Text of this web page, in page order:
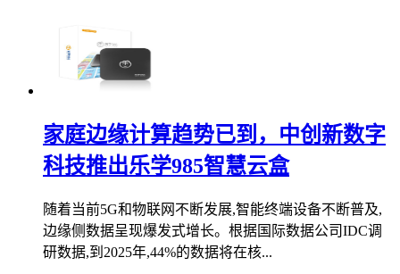
家庭边缘计算趋势已到，中创新数字
科技推出乐学985智慧云盒
随着当前5G和物联网不断发展,智能终端设备不断普及,
边缘侧数据呈现爆发式增长。根据国际数据公司IDC调
研数据,到2025年,44%的数据将在核...